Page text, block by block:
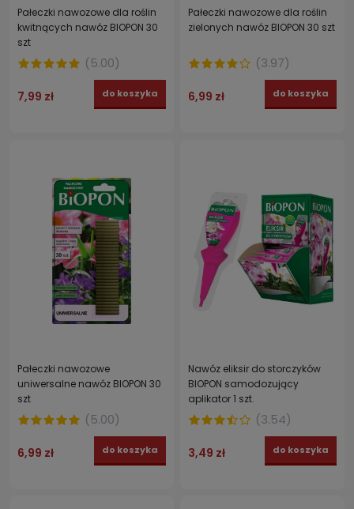
Pałeczki nawozowe dla roślin
kwitnących nawóz BIOPON 30
szt
(5.00)
7,99 zł do koszyka
Pałeczki nawozowe dla roślin
zielonych nawóz BIOPON 30 szt
(3.97)
6,99 zł do koszyka
Pałeczki nawozowe
uniwersalne nawóz BIOPON 30
szt
(5.00)
6,99 zł do koszyka
Nawóz eliksir do storczyków
BIOPON samodozujący
aplikator 1 szt.
(3.54)
3,49 zł do koszyka